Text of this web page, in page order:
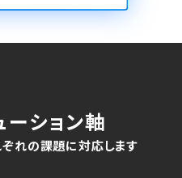
ション軸
ぞれの課題に対応します